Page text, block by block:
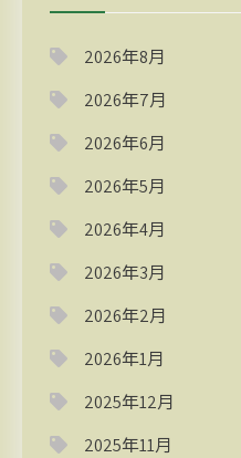
2026年8月
2026年7月
2026年6月
2026年5月
2026年4月
2026年3月
2026年2月
2026年1月
2025年12月
2025年11月